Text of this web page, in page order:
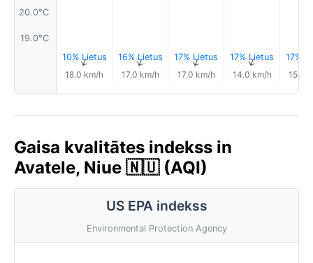
20.0°C
19.0°C
10% Lietus
↑
18.0 km/h
16% Lietus
↑
17.0 km/h
17% Lietus
↑
17.0 km/h
17% Lietus
↑
14.0 km/h
17%
15.0
Gaisa kvalitātes indekss in
Avatele, Niue 🇳🇺 (AQI)
US EPA indekss
Environmental Protection Agency